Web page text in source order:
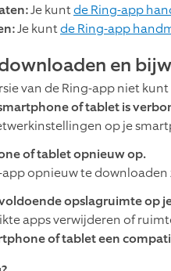
Je kuntde Ring-app
Je kuntde Ring-app
en
van de Ring-app niet
of tablet is
op je
of tablet opnieuw op.
app opnieuw te
opslagruimte op
apps verwijderen of
of tablet een